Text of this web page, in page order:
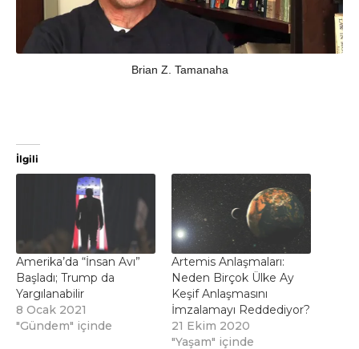
Brian Z. Tamanaha
İlgili
Amerika’da “İnsan Avı”
Başladı; Trump da
Yargılanabilir
8 Ocak 2021
"Gündem" içinde
Artemis Anlaşmaları:
Neden Birçok Ülke Ay
Keşif Anlaşmasını
İmzalamayı Reddediyor?
21 Ekim 2020
"Yaşam" içinde